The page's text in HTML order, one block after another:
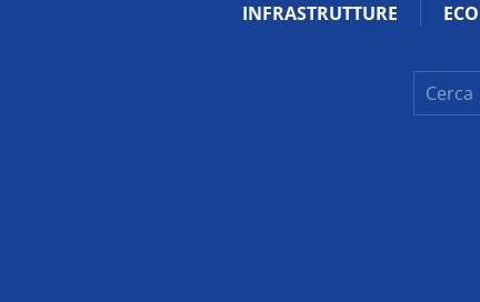
INFRASTRUTTURE